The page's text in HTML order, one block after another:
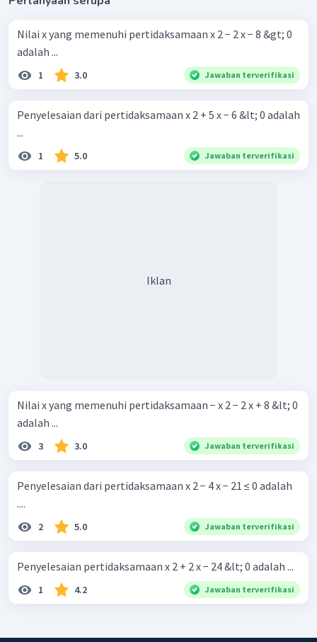
Nilai x yang memenuhi pertidaksamaan x 2 − 2 x − 8 &gt; 0
adalah ...
1 3.0 Jawaban terverifikasi
Penyelesaian dari pertidaksamaan x 2 + 5 x − 6 &lt; 0 adalah
...
1 5.0 Jawaban terverifikasi
Iklan
Nilai x yang memenuhi pertidaksamaan − x 2 − 2 x + 8 &lt; 0
adalah ...
3 3.0 Jawaban terverifikasi
Penyelesaian dari pertidaksamaan x 2 − 4 x − 21 ≤ 0 adalah
....
2 5.0 Jawaban terverifikasi
Penyelesaian pertidaksamaan x 2 + 2 x − 24 &lt; 0 adalah ...
1 4.2 Jawaban terverifikasi